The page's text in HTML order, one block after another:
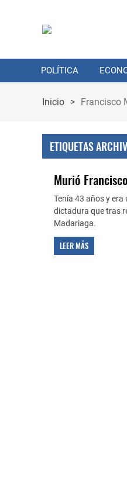
POLÍTICA
Inicio > Francisco
ETIQUETAS
Murió
Tenía 43 años y
dictadura que tras
Madariaga.
LEER MÁS